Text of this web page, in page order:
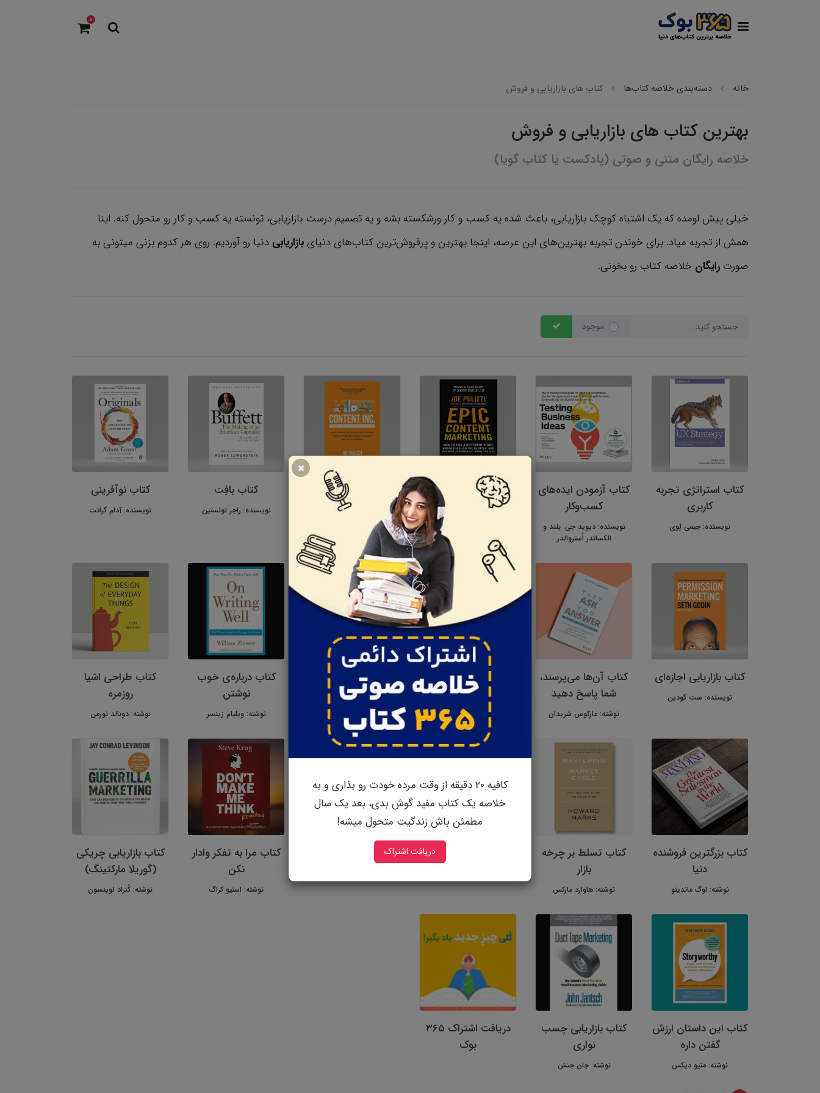
0
خانه دسته‌بندی خلاصه کتاب‌ها کتاب های بازاریابی و فروش
بهترین کتاب های بازاریابی و فروش
خلاصه رایگان متنی و صوتی (پادکست یا کتاب گویا)
خیلی پیش اومده که یک اشتباه کوچک بازاریابی، باعث شده یه کسب و کار ورشکسته بشه و یه تصمیم درست بازاریابی، تونسته یه کسب و کار رو متحول کنه. اینا
همش از تجربه میاد. برای خوندن تجربه بهترین‌های این عرصه، اینجا بهترین و پرفروش‌ترین کتاب‌های دنیای بازاریابی دنیا رو آوردیم. روی هر کدوم بزنی میتونی به
صورت رایگان خلاصه کتاب رو بخونی.
موجود
کتاب استراتژی تجربه
کاربری
نویسنده: جیمی لِوی
کتاب آزمودن ایده‌های
کسب‌وکار
نویسنده: دیوید جی. بلند و
الکساندر اُستروالدر
کتاب بازاریابیِ پرمحتوا
نویسنده: جو پولیتزی
کتاب کارخانه محتوا
نویسنده: جو پولیزی
کتاب بافِت
نویسنده: راجر لونستین
کتاب نوآفرینی
نویسنده: آدام گرانت
کتاب بازاریابی اجازه‌ای
نویسنده: ست گودین
کتاب آن‌ها می‌پرسند،
شما پاسخ دهید
نوشته: مارکوس شریدان
کتاب پرنده به پرنده
نوشته: آن لاموت
کتاب استراتژی خوب،
استراتژی بد
نوشته: ریچارد روملت
کتاب درباره‌ی خوب
نوشتن
نوشته: ویلیام زینسر
کتاب طراحی اشیا
روزمره
نوشته: دونالد نورمن
کتاب بزرگترین فروشنده
دنیا
نوشته: اوگ ماندینو
کتاب تسلط بر چرخه
بازار
نوشته: هاوارد مارکس
کتاب پرسونای مشتری کتاب انتخاب عالی
کتاب مرا به تفکر وادار
نکن
نوشته: استیو کراگ
کتاب بازاریابی چریکی
(گوریلا مارکتینگ)
نوشته: کُنراد لوینسون
کتاب این داستان ارزش
گفتن داره
نوشته: متیو دیکس
کتاب بازاریابی چسب
نواری
نوشته: جان جنش
دریافت اشتراک ۳۶۵
بوک
کافیه 20 دقیقه از وقت مرده خودت رو بذاری و به
خلاصه یک کتاب مفید گوش بدی، بعد یک سال
مطمئن باش زندگیت متحول میشه!
دریافت اشتراک